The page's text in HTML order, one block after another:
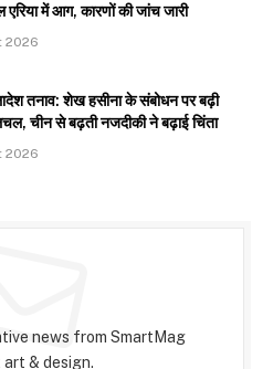
में आग, कारणों की जांच जारी
2026
तनाव: शेख हसीना के संबोधन पर बढ़ी
चीन से बढ़ती नजदीकी ने बढ़ाई चिंता
2026
news from SmartMag
& design.